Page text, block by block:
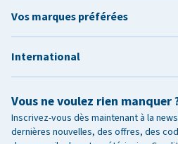
Vous ne voulez rien manquer
Inscrivez-vous dès maintenant à la
dernières nouvelles, des offres, des
Vos marques préférées
International